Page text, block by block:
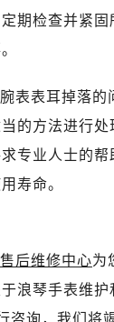
期检查并紧
表表耳掉落的
的方法进行
专业人士的
寿命。
后维修中心为
浪琴手表维
咨询，我们将